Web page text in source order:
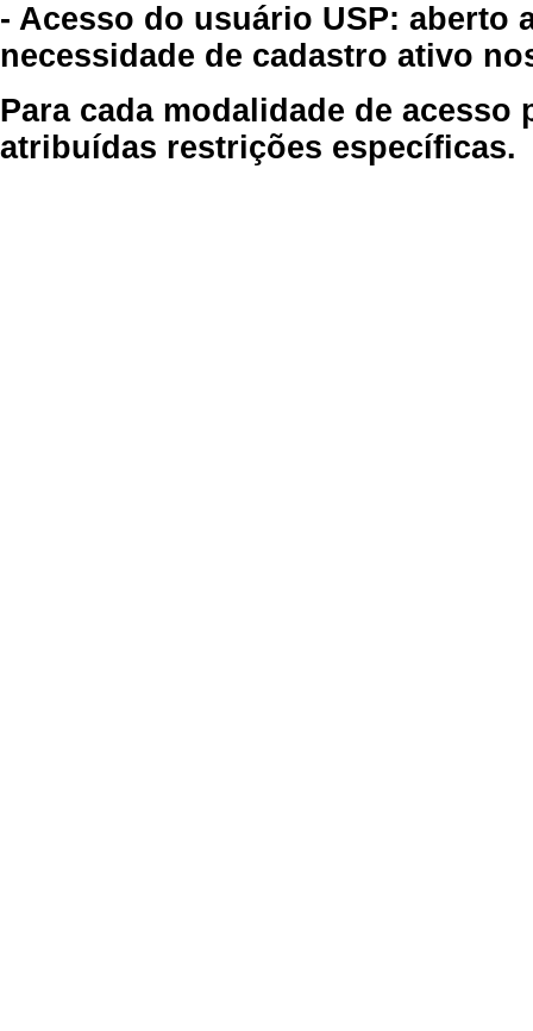
- Acesso do usuário USP: aberto
necessidade de cadastro ativo
Para cada modalidade de
atribuídas restrições específicas.